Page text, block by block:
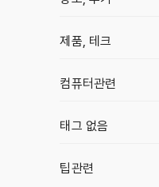
제품, 테크
컴퓨터관련
태그 없음
팁관련